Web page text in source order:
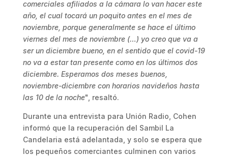
comerciales afiliados a la cámara lo van hacer este
año, el cual tocará un poquito antes en el mes de
noviembre, porque generalmente se hace el último
viernes del mes de noviembre (…) yo creo que va a
ser un diciembre bueno, en el sentido que el covid-19
no va a estar tan presente como en los últimos dos
diciembre. Esperamos dos meses buenos,
noviembre-diciembre con horarios navideños hasta
las 10 de la noche", resaltó.
Durante una entrevista para Unión Radio, Cohen
informó que la recuperación del Sambil La
Candelaria está adelantada, y solo se espera que
los pequeños comerciantes culminen con varios